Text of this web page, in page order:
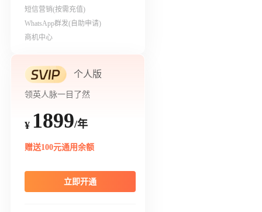
短信营销(按需充值)
WhatsApp群发(自助申请)
商机中心
个人版
领英人脉一目了然
¥ 1899/年
赠送100元通用余额
立即开通